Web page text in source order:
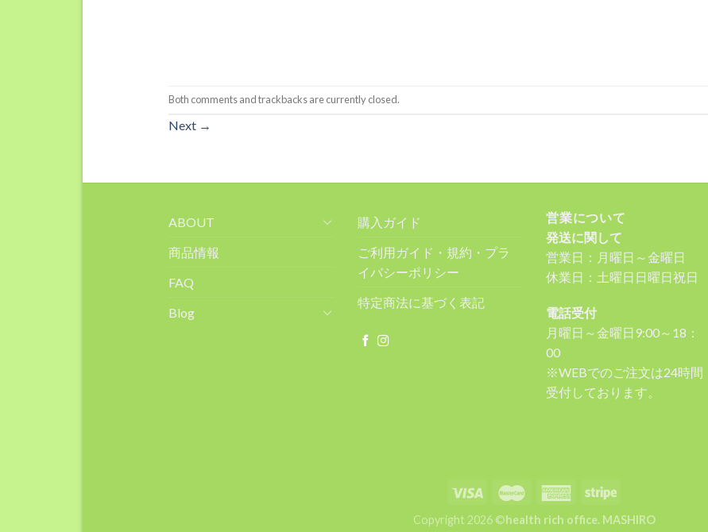
Both comments and trackbacks are currently closed.
Next →
ABOUT
商品情報
FAQ
Blog
購入ガイド
ご利用ガイド・規約・プラ
イバシーポリシー
特定商法に基づく表記
営業について
発送に関して
営業日：月曜日～金曜日
休業日：土曜日日曜日祝日
電話受付
月曜日～金曜日9:00～18：
00
※WEBでのご注文は24時間
受付しております。
Copyright 2026 ©health rich office. MASHIRO